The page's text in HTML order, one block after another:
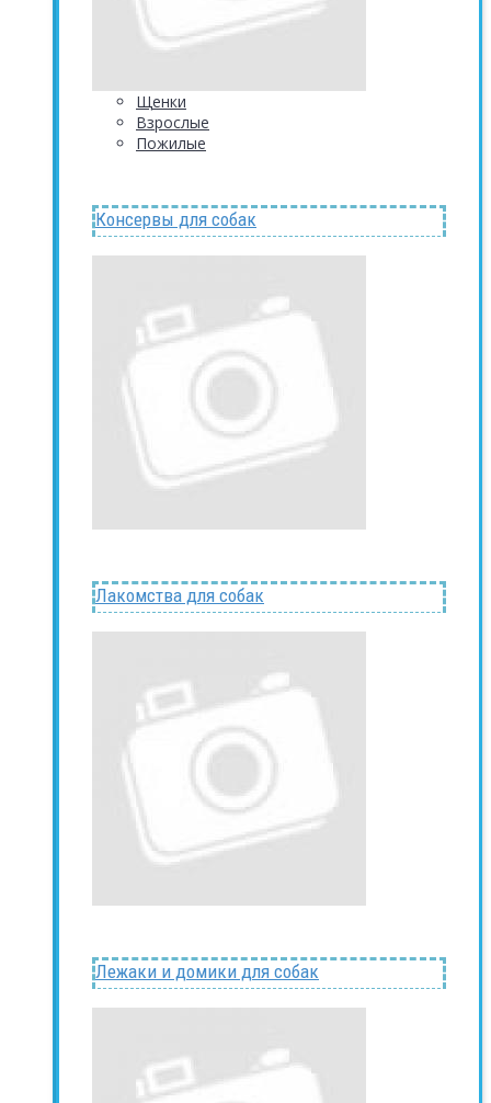
Щенки
Взрослые
Пожилые
Консервы для собак
Лакомства для собак
Лежаки и домики для собак